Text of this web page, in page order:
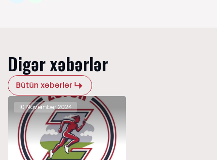
Digər xəbərlər
Bütün xəbərlər
10 November 2024